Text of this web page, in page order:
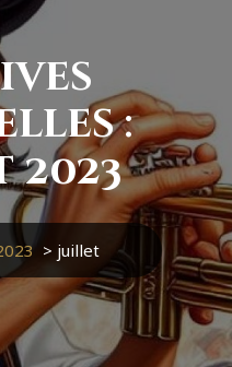
:
> juillet